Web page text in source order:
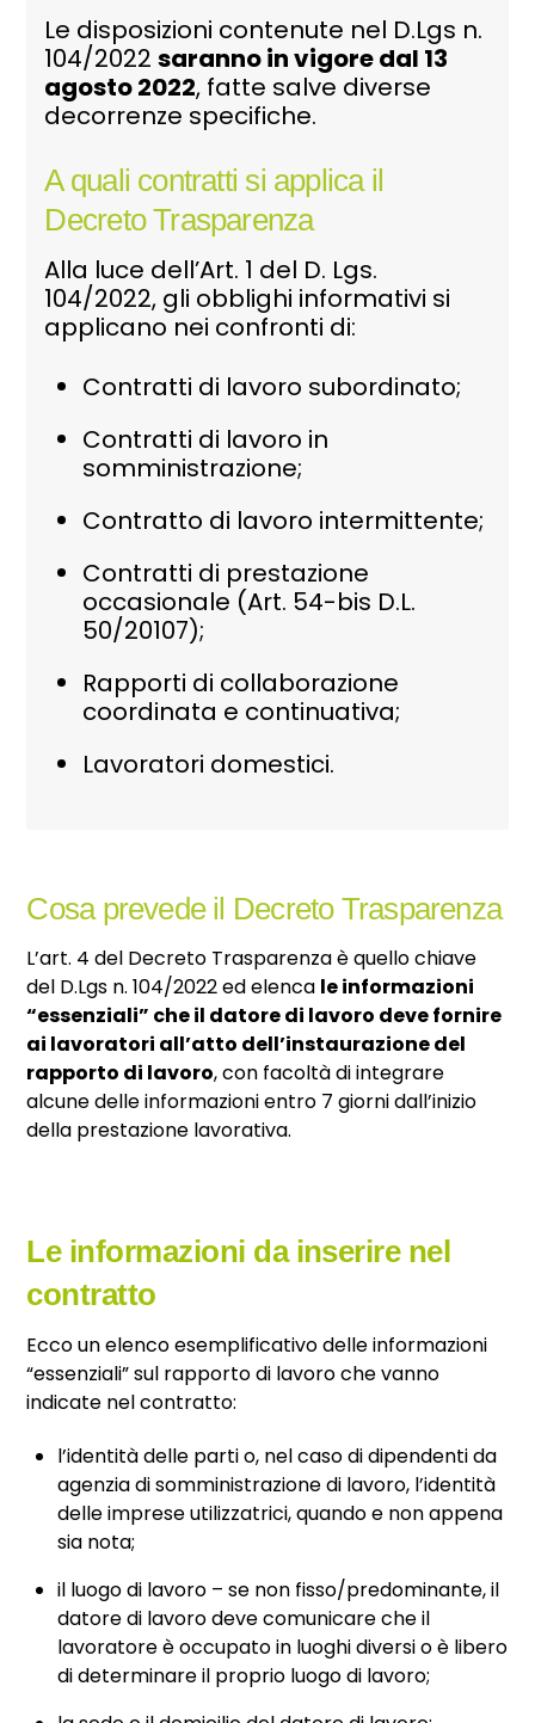
Le disposizioni contenute nel D.Lgs n.
104/2022saranno in vigore dal 13
agosto 2022, fatte salve diverse
decorrenze specifiche.
A quali contratti si applica il
Decreto Trasparenza
Alla luce dell’Art. 1 del D. Lgs.
104/2022, gli obblighi informativi si
applicano nei confronti di:
Contratti di lavoro subordinato;
Contratti di lavoro in
somministrazione;
Contratto di lavoro intermittente;
Contratti di prestazione
occasionale (Art. 54-bis D.L.
50/20107);
Rapporti di collaborazione
coordinata e continuativa;
Lavoratori domestici.
Cosa prevede il Decreto Trasparenza
L’art. 4 del Decreto Trasparenza è quello chiave
del D.Lgs n. 104/2022 ed elenca le informazioni
“essenziali” che il datore di lavoro deve fornire
ai lavoratori all’atto dell’instaurazione del
rapporto di lavoro, con facoltà di integrare
alcune delle informazioni entro 7 giorni dall’inizio
della prestazione lavorativa.
Le informazioni da inserire nel
contratto
Ecco un elenco esemplificativo delle informazioni
“essenziali” sul rapporto di lavoro che vanno
indicate nel contratto:
l’identità delle parti o, nel caso di dipendenti da
agenzia di somministrazione di lavoro, l’identità
delle imprese utilizzatrici, quando e non appena
sia nota;
il luogo di lavoro – se non fisso/predominante, il
datore di lavoro deve comunicare che il
lavoratore è occupato in luoghi diversi o è libero
di determinare il proprio luogo di lavoro;